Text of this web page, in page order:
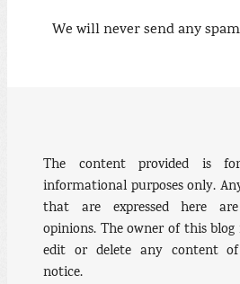
We will never send any
The content provided is
informational purposes only.
that are expressed here
opinions. The owner of this
edit or delete any content
notice.